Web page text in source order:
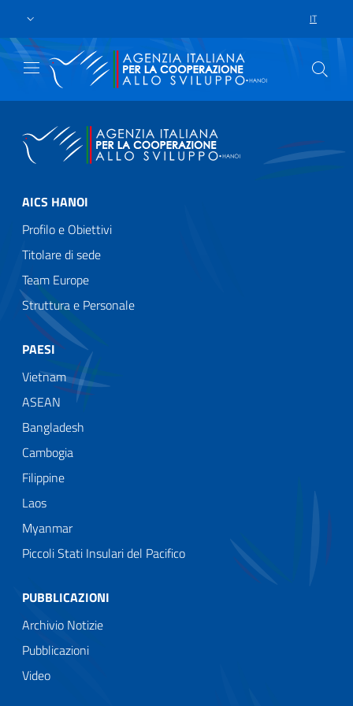
IT
AICS HANOI
Profilo e Obiettivi
Titolare di sede
Team Europe
Struttura e Personale
PAESI
Vietnam
ASEAN
Bangladesh
Cambogia
Filippine
Laos
Myanmar
Piccoli Stati Insulari del Pacifico
PUBBLICAZIONI
Archivio Notizie
Pubblicazioni
Video